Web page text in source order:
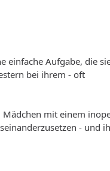
einfache Aufgabe, die
bei ihrem - oft
mit einem
- und